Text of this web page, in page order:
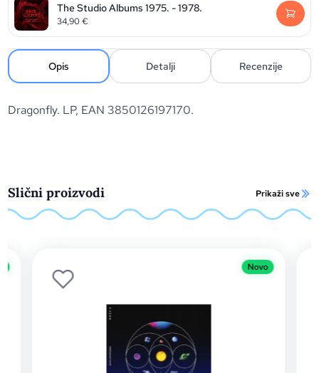
The Studio Albums 1975. - 1978.
34,90€
Opis Detalji Recenzije
Dragonfly. LP, EAN 3850126197170.
Slični proizvodi Prikaži sve
Novo